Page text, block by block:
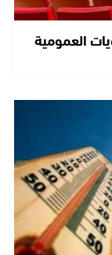
العمومية